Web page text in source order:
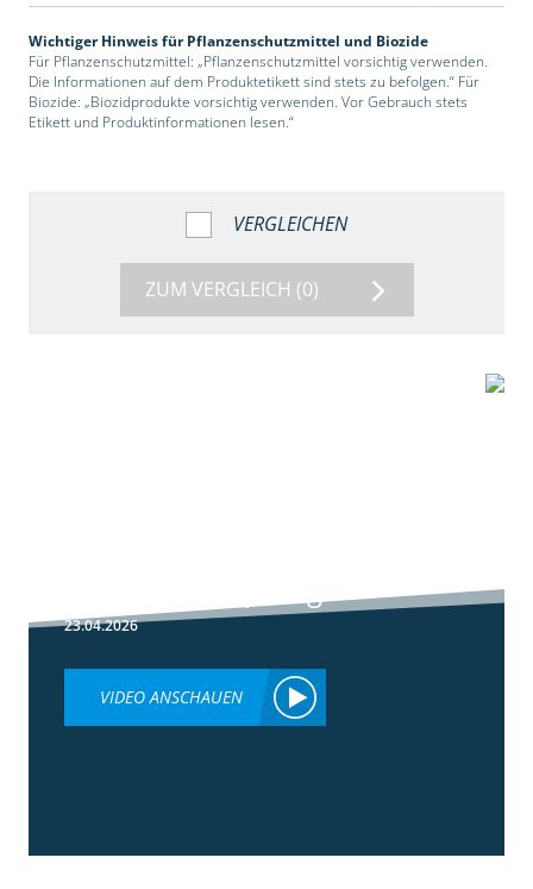
Wichtiger Hinweis für Pflanzenschutzmittel und Biozide
Für Pflanzenschutzmittel: „Pflanzenschutzmittel vorsichtig verwenden.
Die Informationen auf dem Produktetikett sind stets zu befolgen.“ Für
Biozide: „Biozidprodukte vorsichtig verwenden. Vor Gebrauch stets
Etikett und Produktinformationen lesen.“
VERGLEICHEN
ZUM VERGLEICH (0)
23.04.2026
VIDEO ANSCHAUEN